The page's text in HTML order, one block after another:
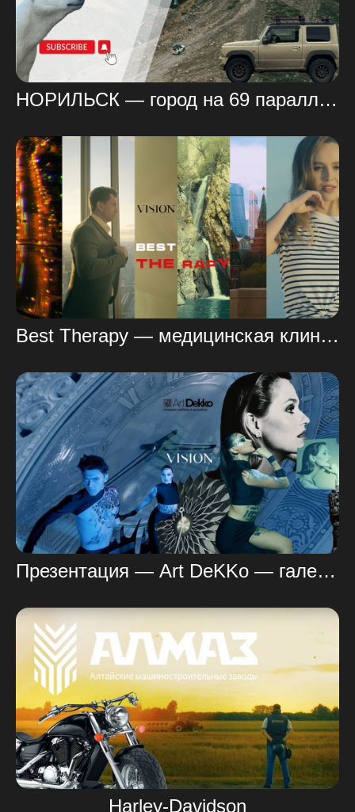
НОРИЛЬСК — город на 69 параллели! АРКТИЧЕСКИЙ край
Best Therapy — медицинская клиника нового формата.
Презентация — Art DeKKo — галерея мебели и дизайна
Harley-Davidson